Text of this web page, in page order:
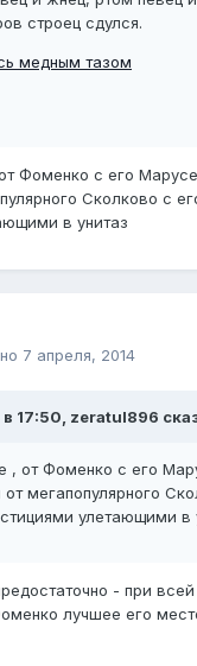
строец сдулся.
медным тазом
Фоменко с его
Сколково с
в унитаз
7 апреля, 2014
17:50, zeratul896
, от Фоменко с его
мегапопулярного
улетающими в
- при всей
лучшее его